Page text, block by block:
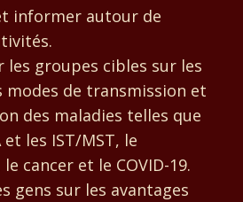
informer autour de
les groupes cibles sur les
modes de transmission et
des maladies telles que
et les IST/MST, le
cancer et le COVID-19.
gens sur les avantages